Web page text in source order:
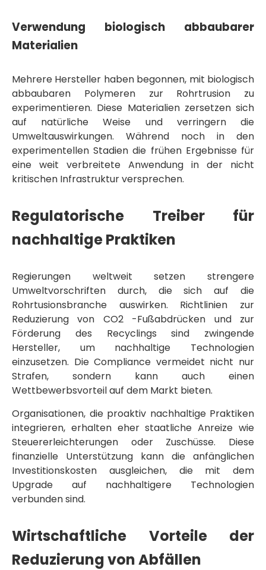
Verwendung biologisch abbaubarer
Materialien
Mehrere Hersteller haben begonnen, mit biologisch
abbaubaren Polymeren zur Rohrtrusion zu
experimentieren. Diese Materialien zersetzen sich
auf natürliche Weise und verringern die
Umweltauswirkungen. Während noch in den
experimentellen Stadien die frühen Ergebnisse für
eine weit verbreitete Anwendung in der nicht
kritischen Infrastruktur versprechen.
Regulatorische Treiber für
nachhaltige Praktiken
Regierungen weltweit setzen strengere
Umweltvorschriften durch, die sich auf die
Rohrtusionsbranche auswirken. Richtlinien zur
Reduzierung von CO2 -Fußabdrücken und zur
Förderung des Recyclings sind zwingende
Hersteller, um nachhaltige Technologien
einzusetzen. Die Compliance vermeidet nicht nur
Strafen, sondern kann auch einen
Wettbewerbsvorteil auf dem Markt bieten.
Organisationen, die proaktiv nachhaltige Praktiken
integrieren, erhalten eher staatliche Anreize wie
Steuererleichterungen oder Zuschüsse. Diese
finanzielle Unterstützung kann die anfänglichen
Investitionskosten ausgleichen, die mit dem
Upgrade auf nachhaltigere Technologien
verbunden sind.
Wirtschaftliche Vorteile der
Reduzierung von Abfällen